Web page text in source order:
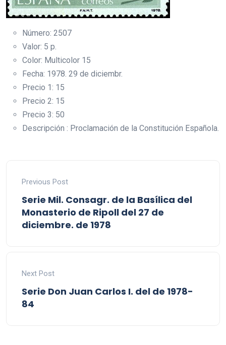
Número: 2507
Valor: 5 p.
Color: Multicolor 15
Fecha: 1978. 29 de diciembr.
Precio 1: 15
Precio 2: 15
Precio 3: 50
Descripción : Proclamación de la Constitución Española.
Previous Post
Serie Mil. Consagr. de la Basílica del
Monasterio de Ripoll del 27 de
diciembre. de 1978
Next Post
Serie Don Juan Carlos I. del de 1978-
84